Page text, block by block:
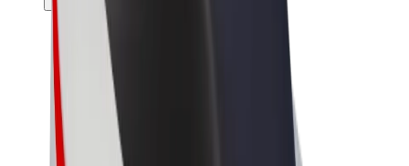
Conductores
Ingresos de conductor/a
Repartidores
Ingresos de repartidor
Comercios de Bolt Food